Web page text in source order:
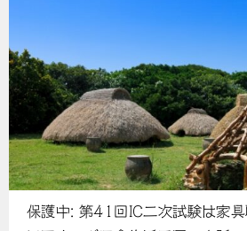
保護中: 第41回IC二次試験は家